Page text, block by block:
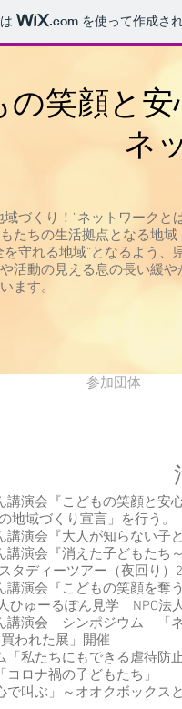
.comを使って作成さ
の笑顔と
ネ
づくり！”ネットワークと
たちの生活拠点となる地域
守れる地域”となるよう、
活動の見える息の長い緩や
ます。
参加団体
演会『こどもの笑顔と
くり宣言」を行う。
演会『大人が知らない子
演会『消えた子どもたち
ツアー（夜回り）2
演会『こどもの笑顔を奪
ん見学​ NPO法人
講演会 シンポジウム 「
われた展」開催
「私たちにもできる虐待
ロナ禍の子どもたち」
叫ぶ」～オオクボックス